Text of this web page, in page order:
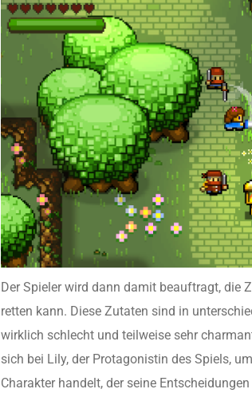
Der Spieler wird dann damit beauftragt, die
retten kann. Diese Zutaten sind in
wirklich schlecht und teilweise sehr
sich bei Lily, der Protagonistin des Spiels,
Charakter handelt, der seine